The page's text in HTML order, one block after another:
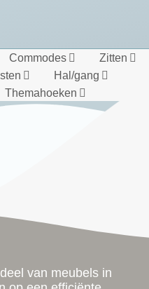
Commodes
Zitten
Hal/gang
Themahoeken
van meubels in